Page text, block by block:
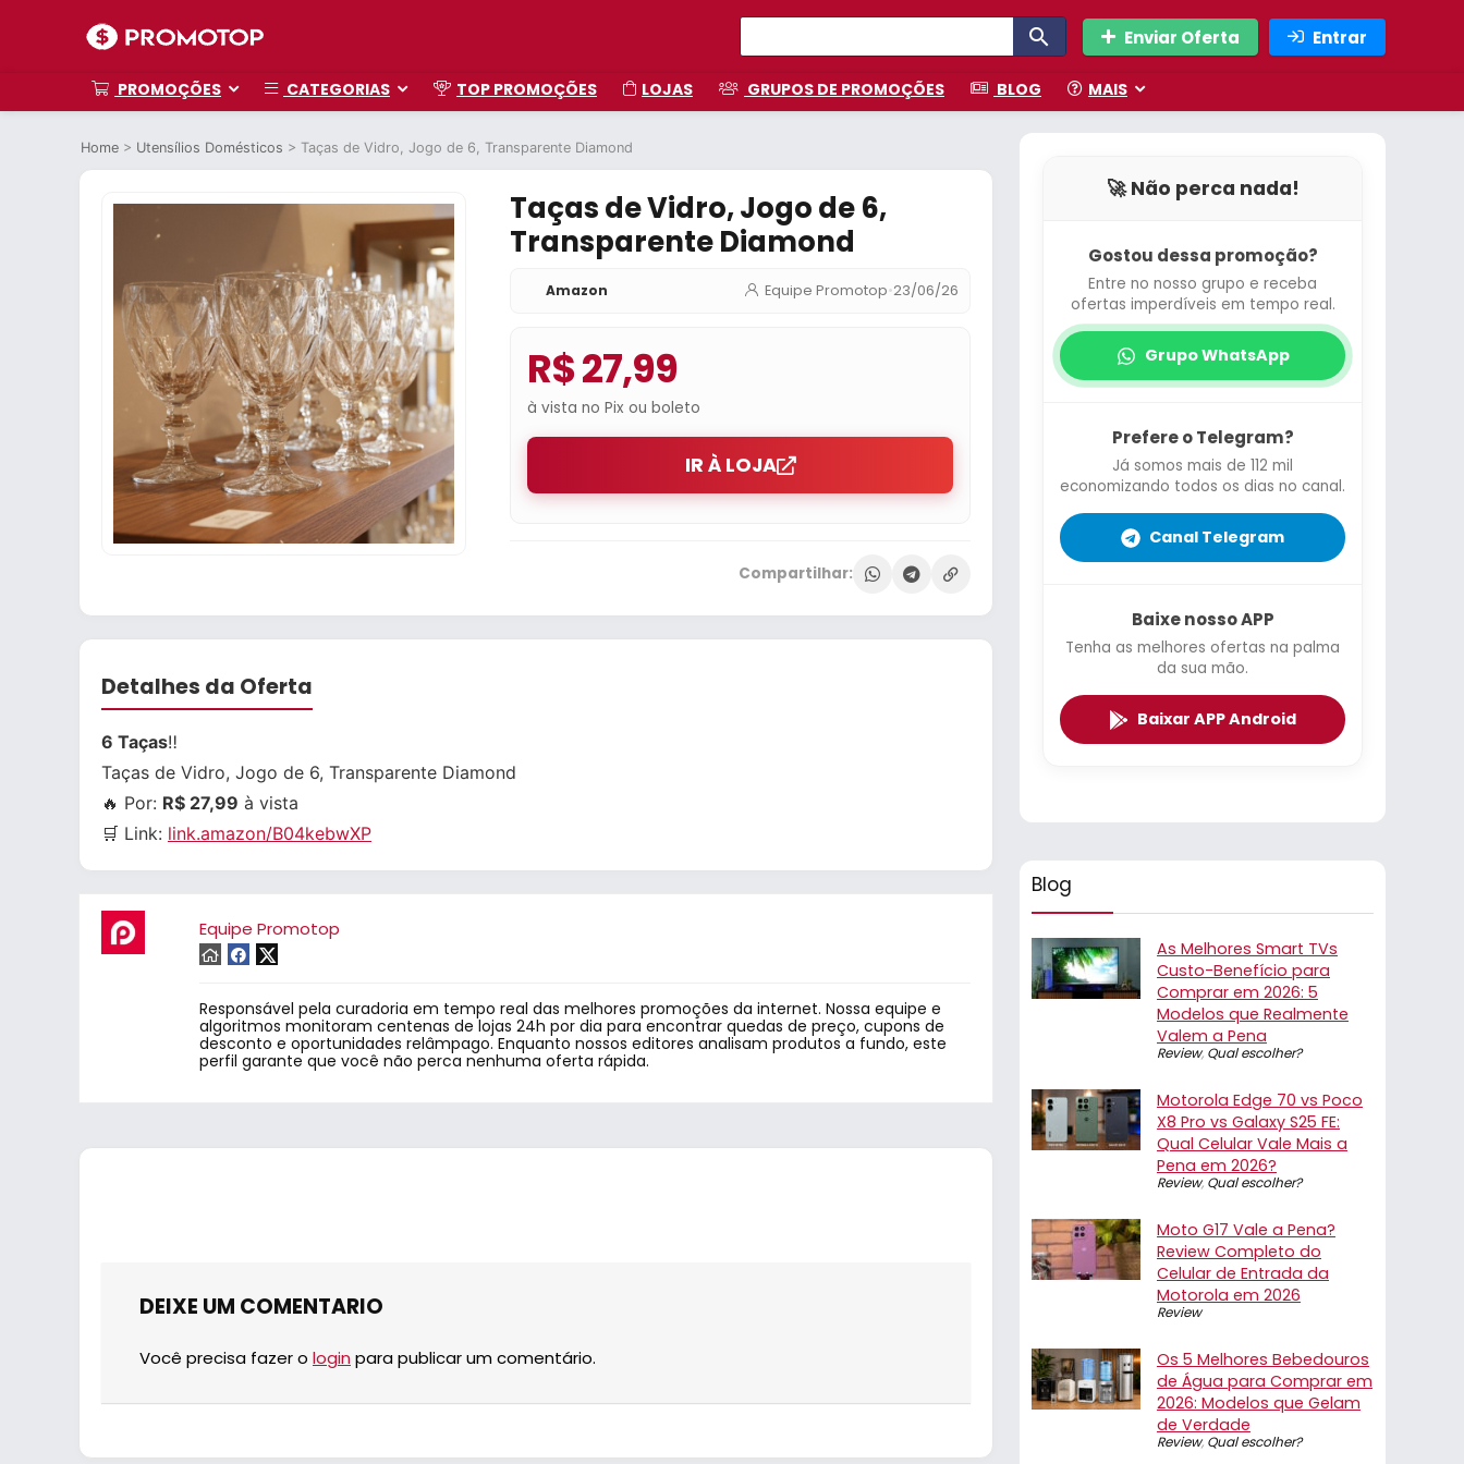
Enviar Oferta Entrar
PROMOÇÕES CATEGORIAS TOP PROMOÇÕES LOJAS GRUPOS DE PROMOÇÕES BLOG MAIS
Home > Utensílios Domésticos > Taças de Vidro, Jogo de 6, Transparente Diamond
Taças de Vidro, Jogo de 6,
Transparente Diamond
Amazon Equipe Promotop•23/06/26
R$ 27,99
à vista no Pix ou boleto
IR À LOJA
Compartilhar:
Detalhes da Oferta
6 Taças‼️
Taças de Vidro, Jogo de 6, Transparente Diamond
🔥 Por: R$ 27,99 à vista
🛒 Link: link.amazon/B04kebwXP
Equipe Promotop
Responsável pela curadoria em tempo real das melhores promoções da internet. Nossa equipe e
algoritmos monitoram centenas de lojas 24h por dia para encontrar quedas de preço, cupons de
desconto e oportunidades relâmpago. Enquanto nossos editores analisam produtos a fundo, este
perfil garante que você não perca nenhuma oferta rápida.
DEIXE UM COMENTARIO
Você precisa fazer o login para publicar um comentário.
🚀 Não perca nada!
Gostou dessa promoção?
Entre no nosso grupo e receba
ofertas imperdíveis em tempo real.
Grupo WhatsApp
Prefere o Telegram?
Já somos mais de 112 mil
economizando todos os dias no canal.
Canal Telegram
Baixe nosso APP
Tenha as melhores ofertas na palma
da sua mão.
Baixar APP Android
Blog
As Melhores Smart TVs
Custo-Benefício para
Comprar em 2026: 5
Modelos que Realmente
Valem a Pena
Review, Qual escolher?
Motorola Edge 70 vs Poco
X8 Pro vs Galaxy S25 FE:
Qual Celular Vale Mais a
Pena em 2026?
Review, Qual escolher?
Moto G17 Vale a Pena?
Review Completo do
Celular de Entrada da
Motorola em 2026
Review
Os 5 Melhores Bebedouros
de Água para Comprar em
2026: Modelos que Gelam
de Verdade
Review, Qual escolher?